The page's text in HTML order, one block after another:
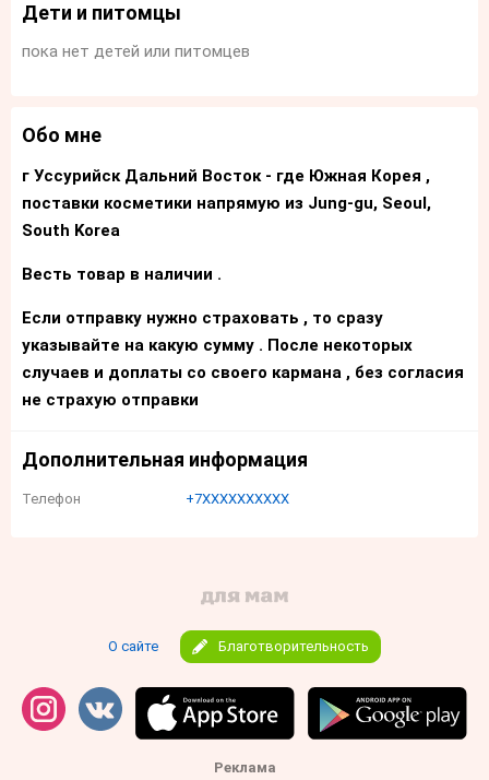
Дети и питомцы
пока нет детей или питомцев
Обо мне
г Уссурийск Дальний Восток - где Южная Корея ,
поставки косметики напрямую из Jung-gu, Seoul,
South Korea
Весть товар в наличии .
Если отправку нужно страховать , то сразу
указывайте на какую сумму . После некоторых
случаев и доплаты со своего кармана , без согласия
не страхую отправки
Дополнительная информация
Телефон +7XXXXXXXXXX
О сайте Благотворительность
Реклама